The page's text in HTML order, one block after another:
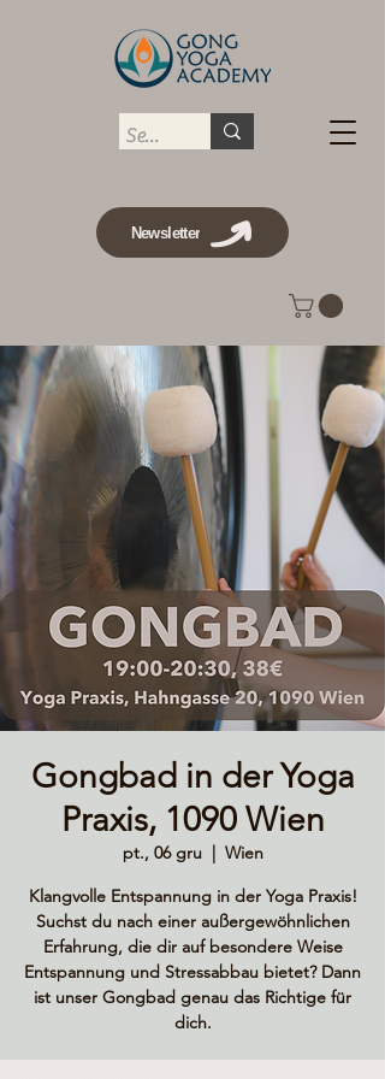
Newsletter
Gongbad in der Yoga
Praxis, 1090 Wien
pt., 06 gru
  |
Wien
Klangvolle Entspannung in der Yoga Praxis!
Suchst du nach einer außergewöhnlichen
Erfahrung, die dir auf besondere Weise
Entspannung und Stressabbau bietet? Dann
ist unser Gongbad genau das Richtige für
dich.